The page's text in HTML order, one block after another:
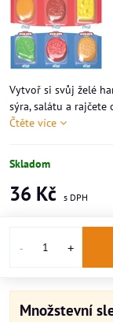
Vytvoř si svůj želé
sýra, salátu a rajčete
Čtěte více
Skladom
36 Kč
Množstevní